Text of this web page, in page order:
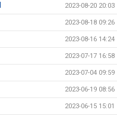
2023-08-20 20:03
2023-08-18 09:26
2023-08-16 14:24
2023-07-17 16:58
2023-07-04 09:59
2023-06-19 08:56
2023-06-15 15:01